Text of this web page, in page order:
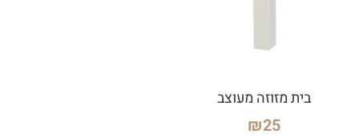
בית מזוזה מעוצב
₪25